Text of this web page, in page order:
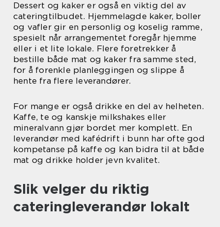
Dessert og kaker er også en viktig del av
cateringtilbudet. Hjemmelagde kaker, boller
og vafler gir en personlig og koselig ramme,
spesielt når arrangementet foregår hjemme
eller i et lite lokale. Flere foretrekker å
bestille både mat og kaker fra samme sted,
for å forenkle planleggingen og slippe å
hente fra flere leverandører.
For mange er også drikke en del av helheten.
Kaffe, te og kanskje milkshakes eller
mineralvann gjør bordet mer komplett. En
leverandør med kafédrift i bunn har ofte god
kompetanse på kaffe og kan bidra til at både
mat og drikke holder jevn kvalitet.
Slik velger du riktig
cateringleverandør lokalt